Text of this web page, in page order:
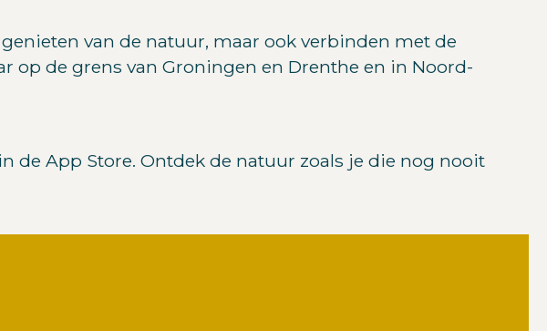
van de natuur, maar ook verbinden met de
op de grens van Groningen en Drenthe en in Noord-
de App Store. Ontdek de natuur zoals je die nog nooit